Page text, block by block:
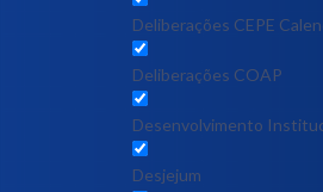
Deliberações CEPE
Deliberações COAP
Desenvolvimento
Desjejum